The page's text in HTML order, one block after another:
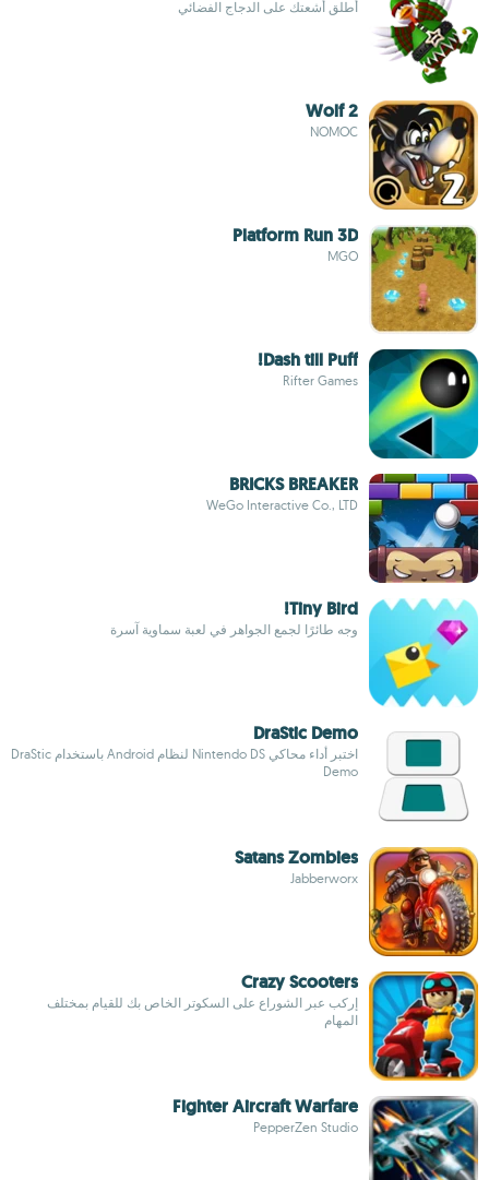
أطلق أشعتك على الدجاج الفضائي
Wolf 2
NOMOC
Platform Run 3D
MGO
Dash till Puff!
Rifter Games
BRICKS BREAKER
WeGo Interactive Co., LTD
Tiny Bird!
وجه طائرًا لجمع الجواهر في لعبة سماوية آسرة
DraStic Demo
اختبر أداء محاكي Nintendo DS لنظام Android باستخدام DraStic
Demo
Satans Zombies
Jabberworx
Crazy Scooters
إركب عبر الشوراع على السكوتر الخاص بك للقيام بمختلف
المهام
Fighter Aircraft Warfare
PepperZen Studio